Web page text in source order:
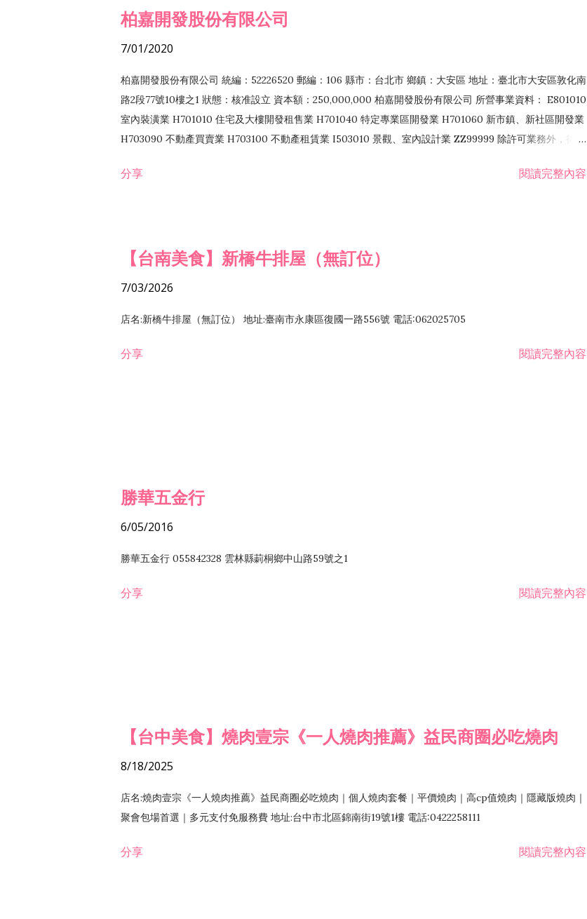
柏嘉開發股份有限公司
7/01/2020
柏嘉開發股份有限公司 統編：52226520 郵編：106 縣市：台北市 鄉鎮：大安區 地址：臺北市大安區敦化南
路2段77號10樓之1 狀態：核准設立 資本額：250,000,000 柏嘉開發股份有限公司 所營事業資料： E801010
室內裝潢業 H701010 住宅及大樓開發租售業 H701040 特定專業區開發業 H701060 新市鎮、新社區開發業
H703090 不動產買賣業 H703100 不動產租賃業 I503010 景觀、室內設計業 ZZ99999 除許可業務外，得經
分享 閱讀完整內容
【台南美食】新橋牛排屋（無訂位）
7/03/2026
店名:新橋牛排屋（無訂位） 地址:臺南市永康區復國一路556號 電話:062025705
分享 閱讀完整內容
勝華五金行
6/05/2016
勝華五金行 055842328 雲林縣莿桐鄉中山路59號之1
分享 閱讀完整內容
【台中美食】燒肉壹宗《一人燒肉推薦》益民商圈必吃燒肉
8/18/2025
店名:燒肉壹宗《一人燒肉推薦》益民商圈必吃燒肉｜個人燒肉套餐｜平價燒肉｜高cp值燒肉｜隱藏版燒肉｜
聚會包場首選｜多元支付免服務費 地址:台中市北區錦南街19號1樓 電話:0422258111
分享 閱讀完整內容